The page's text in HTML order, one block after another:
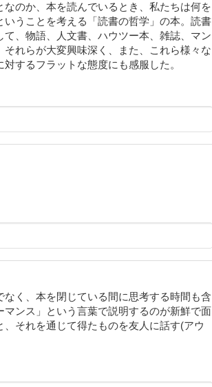
なのか、本を読んでいるとき、私たちは何を
うことを考える「読書の哲学」の本。読書
、物語、人文書、ハウツー本、雑誌、マン
れらが大変興味深く、また、これら様々な
するフラットな態度にも感服した。
く、本を閉じている間に思考する時間も含
ンス」という言葉で説明するのが新鮮で面
それを通じて得たものを友人に話す(アウ